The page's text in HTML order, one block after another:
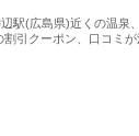
駅(広島県)近くの温泉
割引クーポン、口コミ